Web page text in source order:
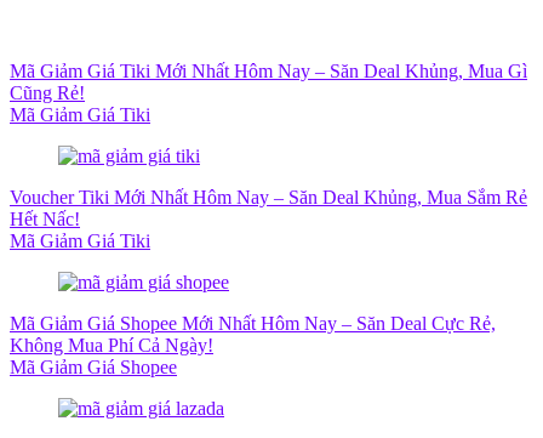
Mã Giảm Giá Tiki Mới Nhất Hôm Nay – Săn Deal Khủng, Mua Gì
Cũng Rẻ!
Mã Giảm Giá Tiki
Voucher Tiki Mới Nhất Hôm Nay – Săn Deal Khủng, Mua Sắm Rẻ
Hết Nấc!
Mã Giảm Giá Tiki
Mã Giảm Giá Shopee Mới Nhất Hôm Nay – Săn Deal Cực Rẻ,
Không Mua Phí Cả Ngày!
Mã Giảm Giá Shopee